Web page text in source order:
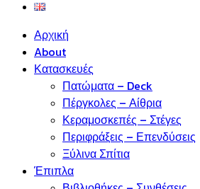
Αρχική
About
Κατασκευές
Πατώματα – Deck
Πέργκολες – Αίθρια
Κεραμοσκεπές – Στέγες
Περιφράξεις – Επενδύσεις
Ξύλινα Σπίτια
Έπιπλα